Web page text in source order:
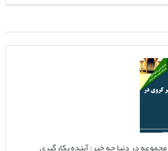
در دنیا چه خبر: آینده بکارگیری